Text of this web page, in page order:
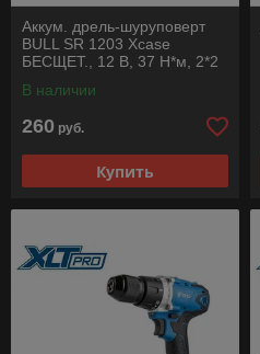
Аккум. дрель-шуруповерт
BULL SR 1203 Xcase
БЕСЩЕТ., 12 В, 37 Н*м, 2*2
В наличии
260 руб.
Купить